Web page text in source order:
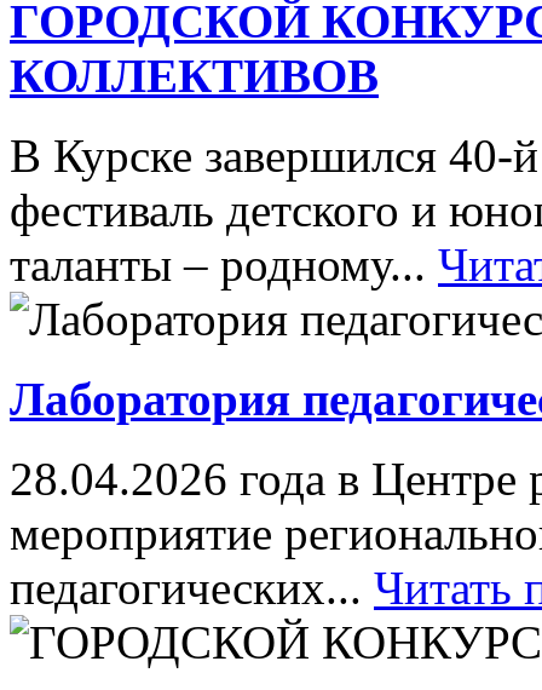
ГОРОДСКОЙ
КОЛЛЕКТИВОВ
В Курске завершился 40-
фестиваль детского и
таланты – родному...
Лаборатория
28.04.2026 года в Центре
мероприятие
педагогических... Читать